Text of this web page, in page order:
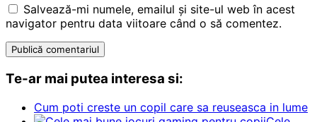
Salvează-mi numele, emailul și site-ul web în acest
navigator pentru data viitoare când o să comentez.
Te-ar mai putea interesa si:
Cum poti creste un copil care sa reuseasca in lume